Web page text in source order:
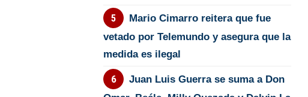
Mario Cimarro reitera que fue
vetado por Telemundo y asegura que la
medida es ilegal
Juan Luis Guerra se suma a Don